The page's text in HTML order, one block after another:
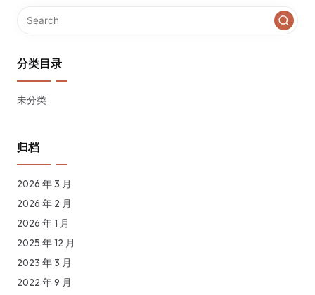
分类目录
未分类
归档
2026 年 3 月
2026 年 2 月
2026 年 1 月
2025 年 12 月
2023 年 3 月
2022 年 9 月